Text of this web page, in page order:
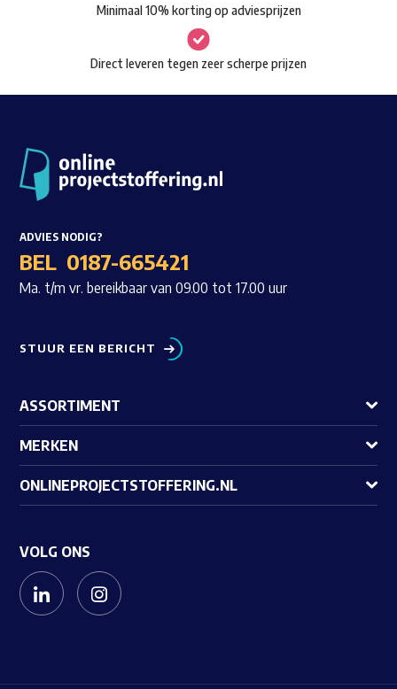
de
productpagina
Minimaal 10% korting op adviesprijzen
Direct leveren tegen zeer scherpe prijzen
ADVIES NODIG?
BEL 0187-665421
Ma. t/m vr. bereikbaar van 09.00 tot 17.00 uur
STUUR EEN BERICHT
ASSORTIMENT
MERKEN
ONLINEPROJECTSTOFFERING.NL
VOLG ONS